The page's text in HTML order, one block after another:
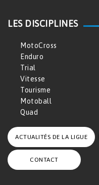
LES DISCIPLINES
MotoCross
Enduro
Trial
Vitesse
Tourisme
Motoball
Quad
ACTUALITÉS DE LA LIGUE
CONTACT